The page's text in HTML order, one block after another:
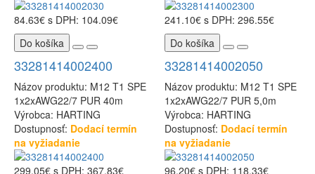
84.63€ s DPH: 104.09€
Do košíka
241.10€ s DPH: 296.55€
Do košíka
33281414002400
Názov produktu: M12 T1 SPE
1x2xAWG22/7 PUR 40m
Výrobca: HARTING
Dostupnosť: Dodací termín
na vyžiadanie
299.05€ s DPH: 367.83€
33281414002050
Názov produktu: M12 T1 SPE
1x2xAWG22/7 PUR 5,0m
Výrobca: HARTING
Dostupnosť: Dodací termín
na vyžiadanie
96.20€ s DPH: 118.33€